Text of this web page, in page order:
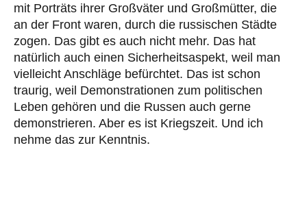
mit Porträts ihrer Großväter und Großmütter, die
an der Front waren, durch die russischen Städte
zogen. Das gibt es auch nicht mehr. Das hat
natürlich auch einen Sicherheitsaspekt, weil man
vielleicht Anschläge befürchtet. Das ist schon
traurig, weil Demonstrationen zum politischen
Leben gehören und die Russen auch gerne
demonstrieren. Aber es ist Kriegszeit. Und ich
nehme das zur Kenntnis.